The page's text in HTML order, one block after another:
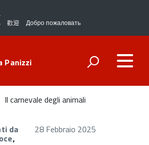
歡迎 Добро пожаловать
Panizzi
Il carnevale degli animali
da
,
28 Febbraio 2025